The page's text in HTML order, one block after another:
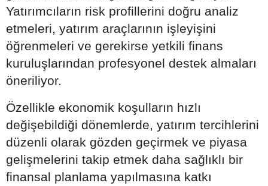
Yatırımcıların risk profillerini doğru analiz
etmeleri, yatırım araçlarının işleyişini
öğrenmeleri ve gerekirse yetkili finans
kuruluşlarından profesyonel destek almaları
öneriliyor.
Özellikle ekonomik koşulların hızlı
değişebildiği dönemlerde, yatırım tercihlerini
düzenli olarak gözden geçirmek ve piyasa
gelişmelerini takip etmek daha sağlıklı bir
finansal planlama yapılmasına katkı